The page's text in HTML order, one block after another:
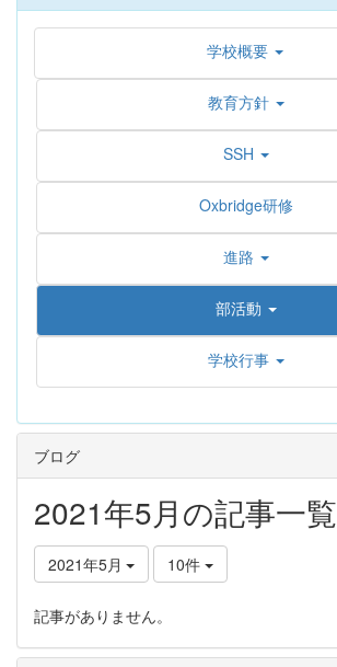
学校概要
教育方針
SSH
Oxbridge研修
進路
部活動
学校行事
ブログ
2021年5月の記事一覧
2021年5月 10件
記事がありません。